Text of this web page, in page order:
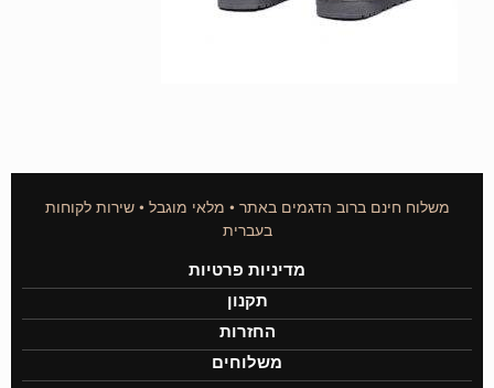
משלוח חינם ברוב הדגמים באתר • מלאי מוגבל • שירות לקוחות
בעברית
מדיניות פרטיות
תקנון
החזרות
משלוחים